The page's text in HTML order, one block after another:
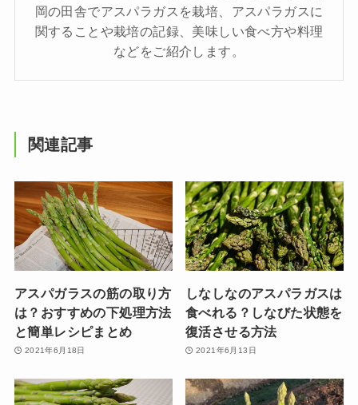
岡の田舎でアスパラガスを栽培、アスパラガスに
関することや栽培の記録、美味しい食べ方や料理
などをご紹介します。
関連記事
アスパガラスの筋の取り方
は？おすすめの下処理方法
と簡単レシピまとめ
2021年6月18日
しなしなのアスパラガスは
食べれる？しなびた状態を
復活させる方法
2021年6月13日